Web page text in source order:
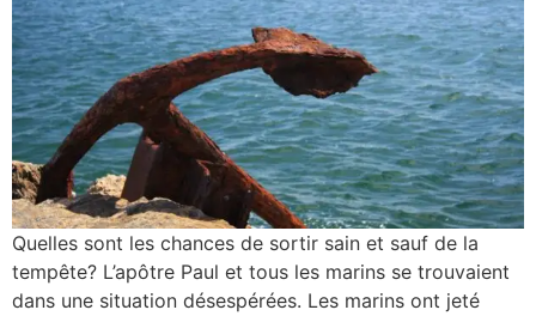
Quelles sont les chances de sortir sain et sauf de la
tempête? L’apôtre Paul et tous les marins se trouvaient
dans une situation désespérées. Les marins ont jeté